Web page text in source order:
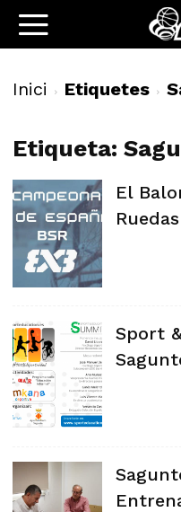
Inici Etiquetes
Etiqueta:
El
Sport